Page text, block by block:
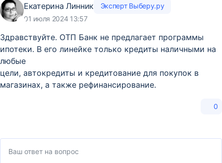
Екатерина Линник
Эксперт Выберу.ру
01 июля 2024 13:57
Здравствуйте. ОТП Банк не предлагает программы
ипотеки. В его линейке только кредиты наличными на
любые
цели, автокредиты и кредитование для покупок в
магазинах, а также рефинансирование.
0